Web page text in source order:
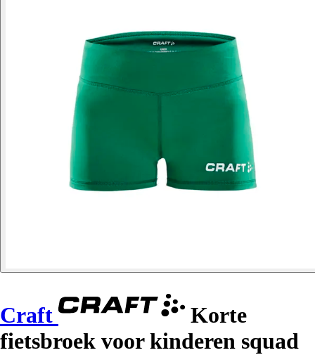
Craft
Korte
fietsbroek voor kinderen squad